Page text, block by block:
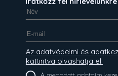
Az adatvédelmi és
kattintva olvashatja el.